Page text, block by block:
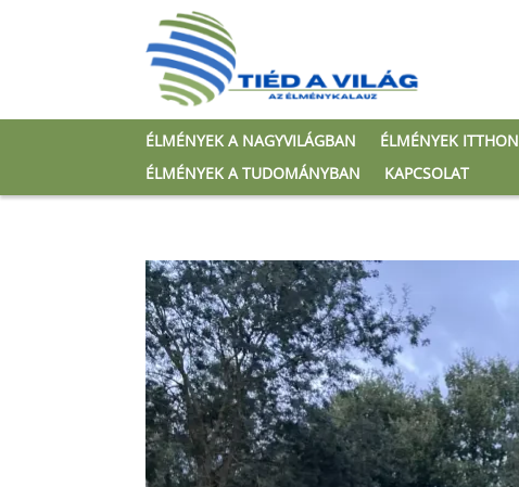
ÉLMÉNYEK A NAGYVILÁGBAN ÉLMÉNYEK ITTHON
ÉLMÉNYEK A TUDOMÁNYBAN
KAPCSOLAT